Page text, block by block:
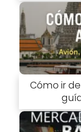
Cómo ir